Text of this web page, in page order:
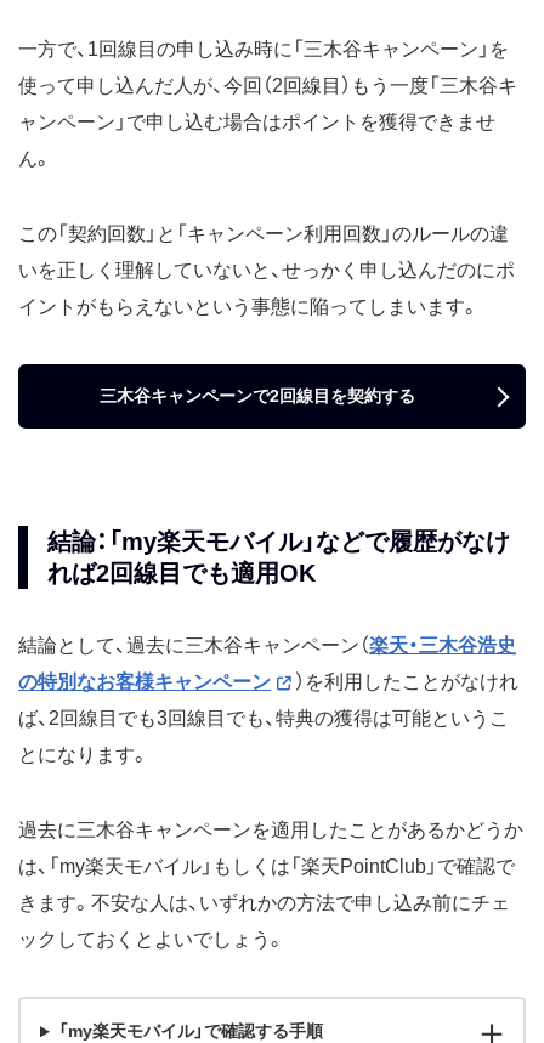
一方で、1回線目の申し込み時に「三木谷キャンペーン」を
使って申し込んだ人が、今回（2回線目）もう一度「三木谷キ
ャンペーン」で申し込む場合はポイントを獲得できませ
ん。
この「契約回数」と「キャンペーン利用回数」のルールの違
いを正しく理解していないと、せっかく申し込んだのにポ
イントがもらえないという事態に陥ってしまいます。
三木谷キャンペーンで2回線目を契約する
結論：「my楽天モバイル」などで履歴がなけ
れば2回線目でも適用OK
結論として、過去に三木谷キャンペーン（楽天・三木谷浩史
の特別なお客様キャンペーン
）を利用したことがなけれ
ば、2回線目でも3回線目でも、特典の獲得は可能というこ
とになります。
過去に三木谷キャンペーンを適用したことがあるかどうか
は、「my楽天モバイル」もしくは「楽天PointClub」で確認で
きます。不安な人は、いずれかの方法で申し込み前にチェ
ックしておくとよいでしょう。
「my楽天モバイル」で確認する手順